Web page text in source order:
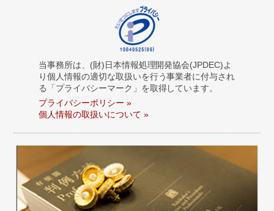
当事務所は、(財)日本情報処理開発協会(JPDEC)よ
り個人情報の適切な取扱いを行う事業者に付与され
る「プライバシーマーク」を取得しています。
プライバシーポリシー »
個人情報の取扱いについて »